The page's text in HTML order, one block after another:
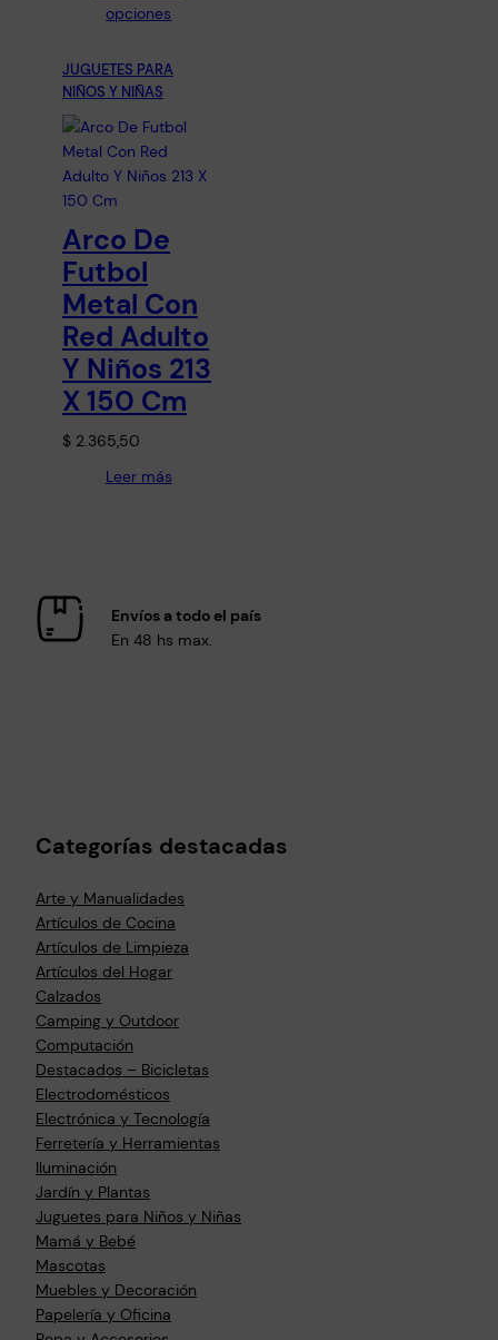
opciones
JUGUETES PARA
NIÑOS Y NIÑAS
Arco De
Futbol
Metal Con
Red Adulto
Y Niños 213
X 150 Cm
$ 2.365,50
Leer más
Envíos a todo el país
En 48 hs max.
Categorías destacadas
Arte y Manualidades
Artículos de Cocina
Artículos de Limpieza
Artículos del Hogar
Calzados
Camping y Outdoor
Computación
Destacados – Bicicletas
Electrodomésticos
Electrónica y Tecnología
Ferretería y Herramientas
Iluminación
Jardín y Plantas
Juguetes para Niños y Niñas
Mamá y Bebé
Mascotas
Muebles y Decoración
Papelería y Oficina